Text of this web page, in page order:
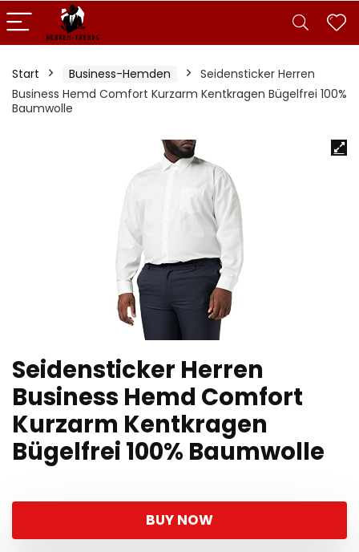
Start Business-Hemden
Seidensticker Herren
Business Hemd Comfort Kurzarm Kentkragen Bügelfrei 100%
Baumwolle
Seidensticker Herren
Business Hemd Comfort
Kurzarm Kentkragen
Bügelfrei 100% Baumwolle
BUY NOW